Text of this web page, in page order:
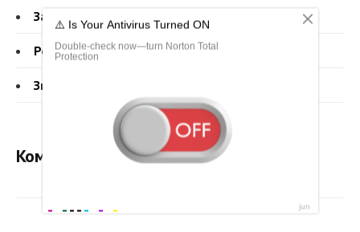
Заходящие созвездия
Регул звезда в созвездии
Звезда тубан
Комментарии - всего 0